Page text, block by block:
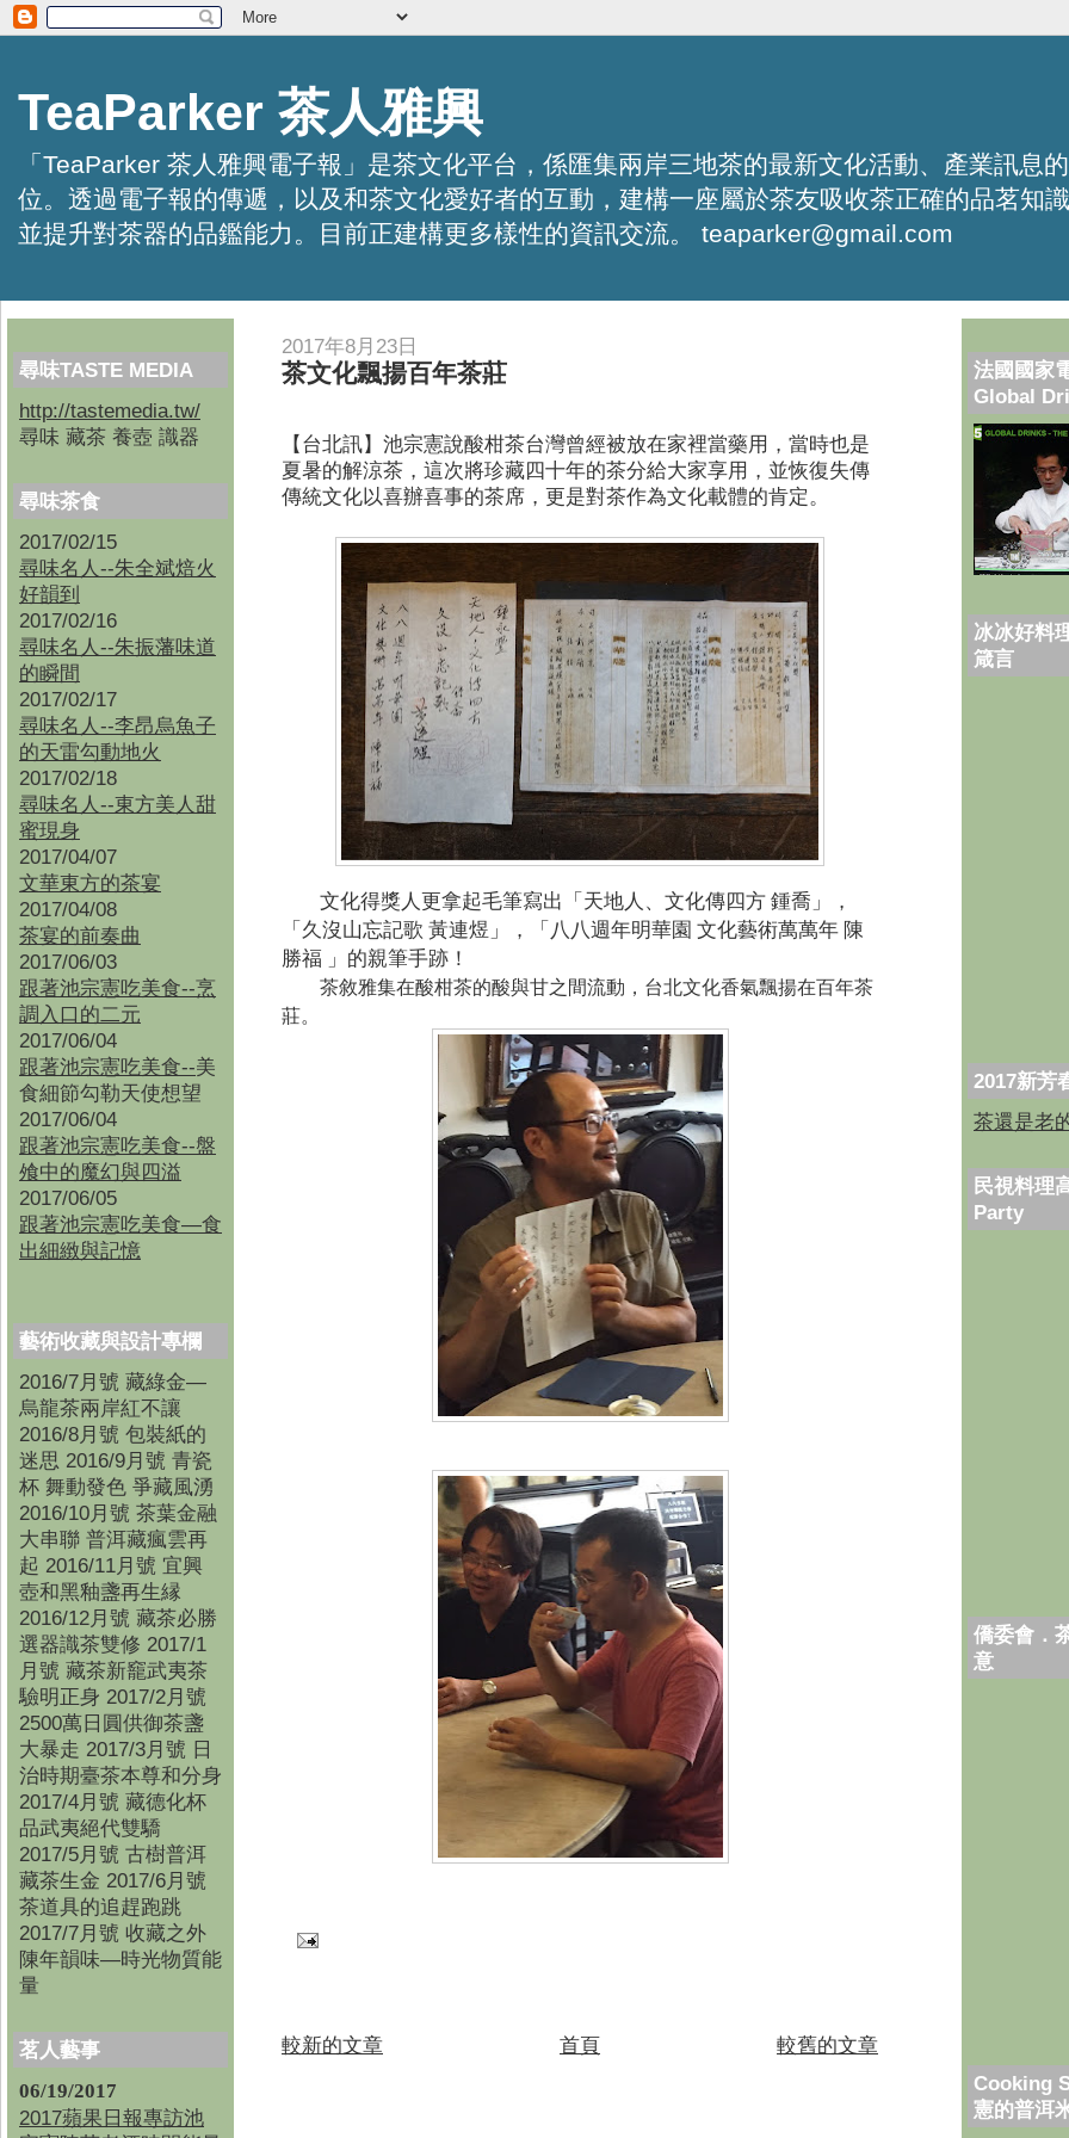
TeaParker 茶人雅興
「TeaParker 茶人雅興電子報」是茶文化平台，係匯集兩岸三地茶的最新文化活動、產業訊息
位。透過電子報的傳遞，以及和茶文化愛好者的互動，建構一座屬於茶友吸收茶正確的品茗知
並提升對茶器的品鑑能力。目前正建構更多樣性的資訊交流。 teaparker@gmail.com
尋味TASTE MEDIA
http://tastemedia.tw/
尋味 藏茶 養壺 識器
尋味茶食
2017/02/15
尋味名人--朱全斌焙火
好韻到
2017/02/16
尋味名人--朱振藩味道
的瞬間
2017/02/17
尋味名人--李昂烏魚子
的天雷勾動地火
2017/02/18
尋味名人--東方美人甜
蜜現身
2017/04/07
文華東方的茶宴
2017/04/08
茶宴的前奏曲
2017/06/03
跟著池宗憲吃美食--烹
調入口的二元
2017/06/04
跟著池宗憲吃美食--美
食細節勾勒天使想望
2017/06/04
跟著池宗憲吃美食--盤
飧中的魔幻與四溢
2017/06/05
跟著池宗憲吃美食—食
出細緻與記憶
藝術收藏與設計專欄
2016/7月號 藏綠金—
烏龍茶兩岸紅不讓
2016/8月號 包裝紙的
迷思 2016/9月號 青瓷
杯 舞動發色 爭藏風湧
2016/10月號 茶葉金融
大串聯 普洱藏瘋雲再
起 2016/11月號 宜興
壺和黑釉盞再生縁
2016/12月號 藏茶必勝
選器識茶雙修 2017/1
月號 藏茶新竉武夷茶
驗明正身 2017/2月號
2500萬日圓供御茶盞
大暴走 2017/3月號 日
治時期臺茶本尊和分身
2017/4月號 藏德化杯
品武夷絕代雙驕
2017/5月號 古樹普洱
藏茶生金 2017/6月號
茶道具的追趕跑跳
2017/7月號 收藏之外
陳年韻味—時光物質能
量
茗人藝事
06/19/2017
2017蘋果日報專訪池
2017年8月23日
茶文化飄揚百年茶莊
【台北訊】池宗憲說酸柑茶台灣曾經被放在家裡當藥用，當時也是
夏暑的解涼茶，這次將珍藏四十年的茶分給大家享用，並恢復失傳
傳統文化以喜辦喜事的茶席，更是對茶作為文化載體的肯定。
文化得獎人更拿起毛筆寫出「天地人、文化傳四方鍾喬」，
「久沒山忘記歌 黃連煜」，「八八週年明華園 文化藝術萬萬年 陳
勝福 」的親筆手跡！
茶敘雅集在酸柑茶的酸與甘之間流動，台北文化香氣飄揚在百年茶
莊。
較新的文章 較舊的文章
首頁
法國國家
Global
冰冰好料
箴言
2017新芳
茶還是老
民視料理
Party
僑委會．
意
Cooking
憲的普洱